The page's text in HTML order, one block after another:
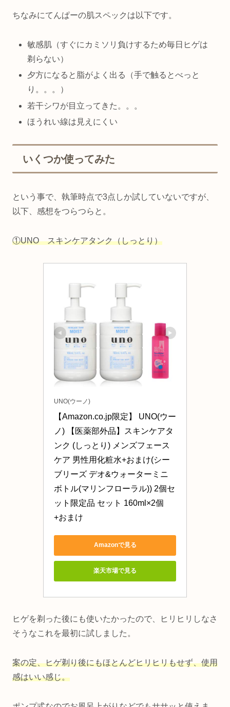
ちなみにてんぱーの肌スペックは以下です。
敏感肌（すぐにカミソリ負けするため毎日ヒゲは
剃らない）
夕方になると脂がよく出る（手で触るとべっと
り。。。）
若干シワが目立ってきた。。。
ほうれい線は見えにくい
いくつか使ってみた
という事で、執筆時点で3点しか試していないですが、
以下、感想をつらつらと。
①UNO スキンケアタンク（しっとり）
UNO(ウーノ)
【Amazon.co.jp限定】 UNO(ウー
ノ) 【医薬部外品】スキンケアタ
ンク (しっとり) メンズフェース
ケア 男性用化粧水+おまけ(シー
ブリーズ デオ&ウォーターミニ
ボトル(マリンフローラル)) 2個セ
ット限定品 セット 160ml×2個
+おまけ
Amazonで見る
楽天市場で見る
ヒゲを剃った後にも使いたかったので、ヒリヒリしなさ
そうなこれを最初に試しました。
案の定、ヒゲ剃り後にもほとんどヒリヒリもせず、使用
感はいい感じ。